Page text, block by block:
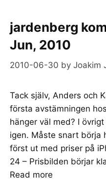
jardenberg
Jun, 2010
2010-06-30 by Joakim
Tack själv, Anders och
första avstämningen
hänger väl med? I
igen. Måste snart börja
först ut med priser på
24 – Prisbilden börjar
Read more